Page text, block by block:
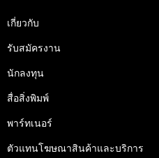
เกี่ยวกับ
รับสมัครงาน
นักลงทุน
สื่อสิ่งพิมพ์
พาร์ทเนอร์
ตัวแทนโฆษณาสินค้าและบริการ